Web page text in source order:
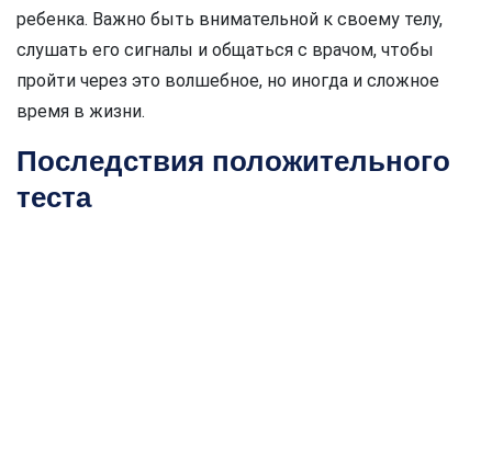
ребенка. Важно быть внимательной к своему телу,
слушать его сигналы и общаться с врачом, чтобы
пройти через это волшебное, но иногда и сложное
время в жизни.
Последствия положительного
теста